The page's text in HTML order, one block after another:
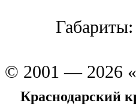
© 2001 — 2026
Краснодарский